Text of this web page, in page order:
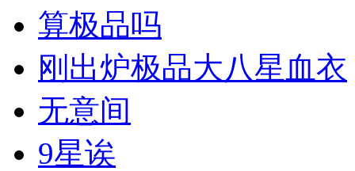
算极品吗
刚出炉极品大八星血衣
无意间
9星诶